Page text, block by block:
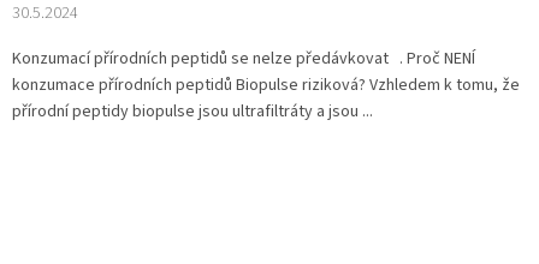
30.5.2024
Konzumací přírodních peptidů se nelze předávkovat . Proč NENÍ
konzumace přírodních peptidů Biopulse riziková? Vzhledem k tomu, že
přírodní peptidy biopulse jsou ultrafiltráty a jsou ...